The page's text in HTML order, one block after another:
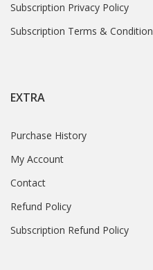
Subscription Privacy Policy
Subscription Terms & Condition
EXTRA
Purchase History
My Account
Contact
Refund Policy
Subscription Refund Policy